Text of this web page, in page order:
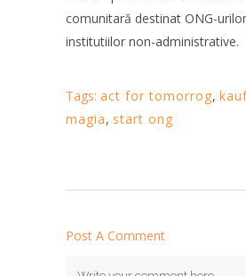
comunitară destinat ONG-
institutiilor non-administrative.
Tags: act for tomorrog,
magia, start ong
Post A Comment